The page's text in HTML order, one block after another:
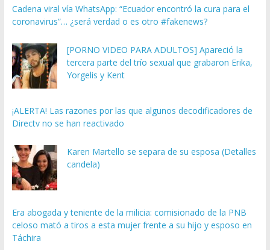
Cadena viral vía WhatsApp: “Ecuador encontró la cura para el
coronavirus”… ¿será verdad o es otro #fakenews?
[PORNO VIDEO PARA ADULTOS] Apareció la
tercera parte del trío sexual que grabaron Erika,
Yorgelis y Kent
¡ALERTA! Las razones por las que algunos decodificadores de
Directv no se han reactivado
Karen Martello se separa de su esposa (Detalles
candela)
Era abogada y teniente de la milicia: comisionado de la PNB
celoso mató a tiros a esta mujer frente a su hijo y esposo en
Táchira